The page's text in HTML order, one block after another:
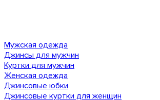
Мужская одежда
Джинсы для мужчин
Куртки для мужчин
Женская одежда
Джинсовые юбки
Джинсовые куртки для женщин